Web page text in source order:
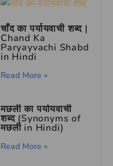
चाँद का पर्यायवाची शब्द |
Chand Ka
Paryayvachi Shabd
in Hindi
Read More »
मछली का पर्यायवाची
शब्द (Synonyms of
मछली in Hindi)
Read More »